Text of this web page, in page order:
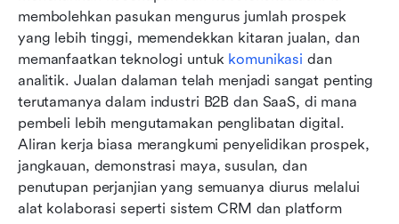
membolehkan pasukan mengurus jumlah prospek
yang lebih tinggi, memendekkan kitaran jualan, dan
memanfaatkan teknologi untuk komunikasi dan
analitik. Jualan dalaman telah menjadi sangat penting
terutamanya dalam industri B2B dan SaaS, di mana
pembeli lebih mengutamakan penglibatan digital.
Aliran kerja biasa merangkumi penyelidikan prospek,
jangkauan, demonstrasi maya, susulan, dan
penutupan perjanjian yang semuanya diurus melalui
alat kolaborasi seperti sistem CRM dan platform